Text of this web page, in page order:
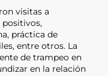
visitas a
positivos,
práctica de
entre otros. La
de trampeo en
en la relación